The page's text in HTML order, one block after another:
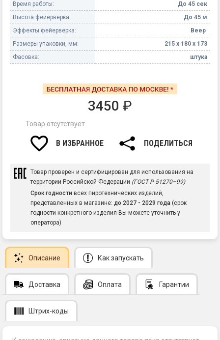
Время работы:
До 45 сек
Высота фейерверка:
До 45 м
Эффекты фейерверка:
Веер
Размеры упаковки, мм:
215 х 180 х 173
Фасовка:
штука
3450 ₽
Товар отсутствует
В ИЗБРАННОЕ ПОДЕЛИТЬСЯ
Товар проверен и сертифицирован для использования на
территории Российской Федерации (ГОСТ Р 51270–99)
Срок годности всех пиротехнических изделий,
представленных в магазине: до 2027 - 2029 года (срок
годности конкретного изделия Вы можете уточнить у
оператора)
Описание Как запускать
Доставка Оплата Гарантии
Штрих-коды